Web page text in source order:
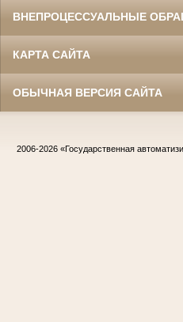
ВНЕПРОЦЕССУАЛЬНЫЕ
КАРТА САЙТА
ОБЫЧНАЯ ВЕРСИЯ САЙТА
2006-2026 «Государственная